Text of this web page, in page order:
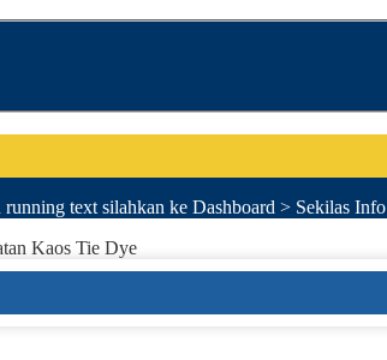
text silahkan ke Dashboard > Sekilas Info
Kaos Tie Dye